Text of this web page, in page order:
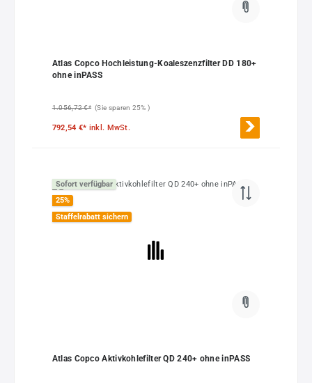
Atlas Copco Hochleistung-Koaleszenzfilter DD 180+
ohne inPASS
1.056,72 €* (Sie sparen 25% )
792,54 €* inkl. MwSt.
Sofort verfügbar
25%
Staffelrabatt sichern
Atlas Copco Aktivkohlefilter QD 240+ ohne inPASS